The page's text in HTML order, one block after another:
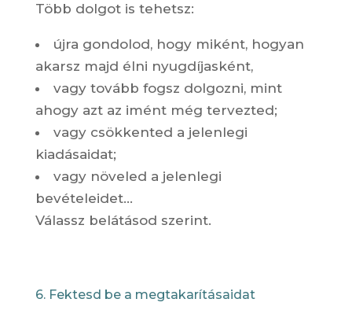
Több dolgot is tehetsz:
újra gondolod, hogy miként, hogyan
akarsz majd élni nyugdíjasként,
vagy tovább fogsz dolgozni, mint
ahogy azt az imént még tervezted;
vagy csökkented a jelenlegi
kiadásaidat;
vagy növeled a jelenlegi
bevételeidet…
Válassz belátásod szerint.
6. Fektesd be a megtakarításaidat